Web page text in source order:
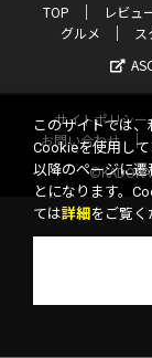
TOP レビュ
グルメ
サイトポリシー
お問い合わせ
このサイトでは、
Cookieを使用し
以降のページに
とになります。
ては詳細 をご覧く